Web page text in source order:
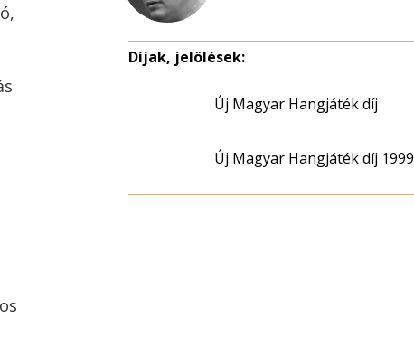
Díjak, jelölések:
Új Magyar Hangjáték díj
Új Magyar Hangjáték díj 1999